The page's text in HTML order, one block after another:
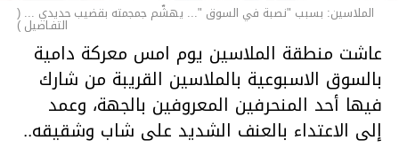
الملاسين: بسبب "نصبة في السوق "... يهشّم جمجمته بقضيب حديدي ... (
التفـاصيل )
عاشت منطقة الملاسين يوم امس معركة دامية
بالسوق الاسبوعية بالملاسين القريبة من شارك
فيها أحد المنحرفين المعروفين بالجهة، وعمد
إلى الاعتداء بالعنف الشديد على شاب وشقيقه..